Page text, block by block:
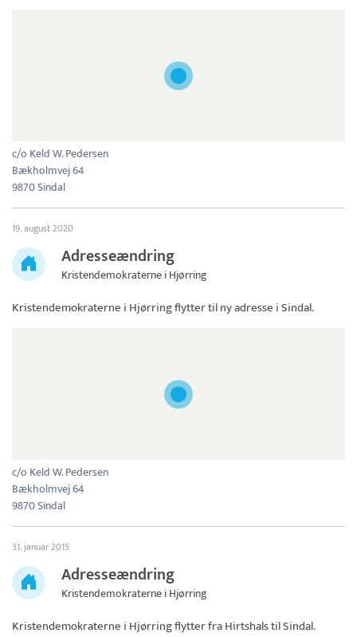
c/o Keld W. Pedersen
Bækholmvej 64
9870 Sindal
19. august 2020
Adresseændring
Kristendemokraterne i Hjørring
Kristendemokraterne i Hjørringflytter til ny adresse i Sindal.
c/o Keld W. Pedersen
Bækholmvej 64
9870 Sindal
31. januar 2015
Adresseændring
Kristendemokraterne i Hjørring
Kristendemokraterne i Hjørringflytter fra Hirtshals til Sindal.